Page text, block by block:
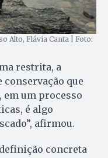
Alto, Flávia Canta | Foto:
restrita, a
conservação que
um processo
é algo
afirmou.
concreta